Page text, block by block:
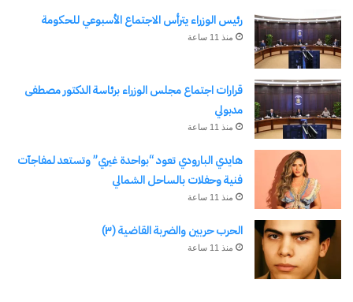
رئيس الوزراء يترأس الاجتماع الأسبوعي للحكومة
منذ 11 ساعة
قرارات اجتماع مجلس الوزراء برئاسة الدكتور مصطفى
مدبولي
منذ 11 ساعة
هايدي البارودي تعود “بواحدة غيري” وتستعد لمفاجآت
فنية وحفلات بالساحل الشمالي
منذ 11 ساعة
الحرب حربين والضربة القاضية (٣)
منذ 11 ساعة